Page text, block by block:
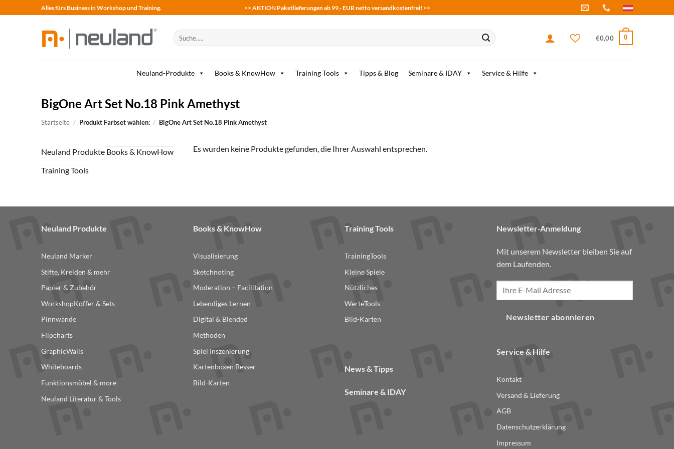
to
Alles fürs Business in Workshop und Training. >> AKTION Paketlieferungen ab 99,- EUR netto versandkostenfrei! >>
Suche
nach:
€0,00 0
Neuland-Produkte Books & KnowHow Training Tools Tipps & Blog Seminare & IDAY Service & Hilfe
BigOne Art Set No.18 Pink Amethyst
Startseite / Produkt Farbset wählen: / BigOne Art Set No.18 Pink Amethyst
Neuland Produkte Books & KnowHow
Training Tools
Es wurden keine Produkte gefunden, die Ihrer Auswahl entsprechen.
Neuland Produkte
Neuland Marker
Stifte, Kreiden & mehr
Papier & Zubehör
WorkshopKoffer & Sets
Pinnwände
Flipcharts
GraphicWalls
Whiteboards
Funktionsmöbel & more
Neuland Literatur & Tools
Books & KnowHow
Visualisierung
Sketchnoting
Moderation – Facilitation
Lebendiges Lernen
Digital & Blended
Methoden
Spiel Inszenierung
Kartenboxen Besser
Bild-Karten
Training Tools
TrainingTools
Kleine Spiele
Nützliches
WerteTools
Bild-Karten
News & Tipps
Seminare & IDAY
Newsletter-Anmeldung
Mit unserem Newsletter bleiben Sie auf
dem Laufenden.
Newsletter abonnieren
Service & Hilfe
Kontakt
Versand & Lieferung
AGB
Datenschutzerklärung
Impressum